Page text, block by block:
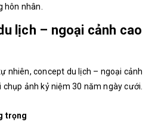
hôn nhân.
lịch – ngoại cảnh cao
nhiên, concept du lịch – ngoại cảnh
ảnh kỷ niệm 30 năm ngày cưới.
trọng